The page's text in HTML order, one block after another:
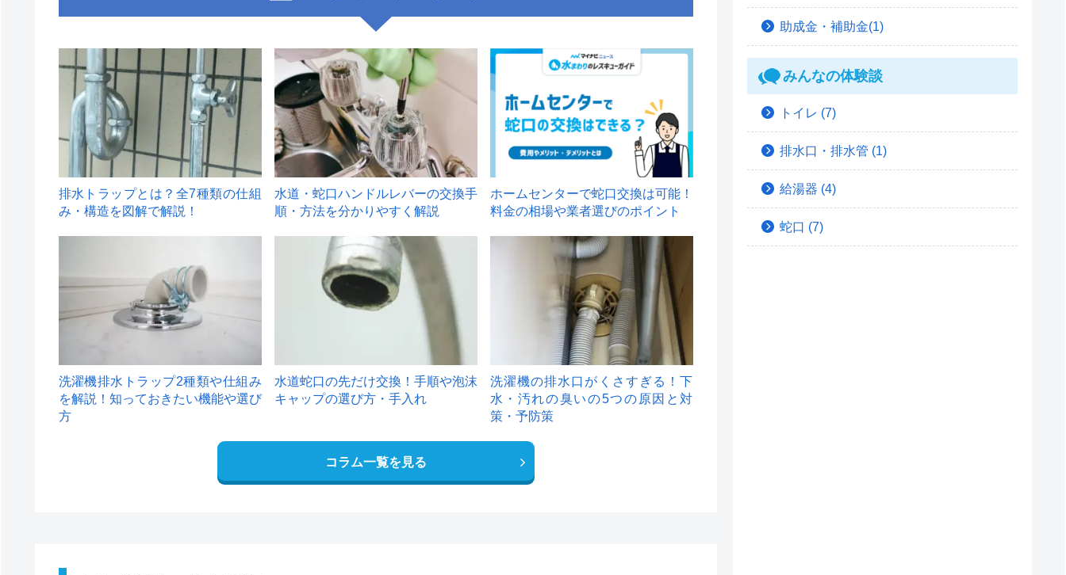
1
排水トラップとは？全7種類の仕組
み・構造を図解で解説！
2
水道・蛇口ハンドルレバーの交換手
順・方法を分かりやすく解説
ホームセンターで蛇口交換は可能！
料金の相場や業者選びのポイント
洗濯機排水トラップ2種類や仕組み
を解説！知っておきたい機能や選び
方
水道蛇口の先だけ交換！手順や泡沫
キャップの選び方・手入れ
洗濯機の排水口がくさすぎる！下
水・汚れの臭いの5つの原因と対
策・予防策
コラム一覧を見る
助成金・補助金(1)
みんなの体験談
トイレ (7)
排水口・排水管 (1)
給湯器 (4)
蛇口 (7)